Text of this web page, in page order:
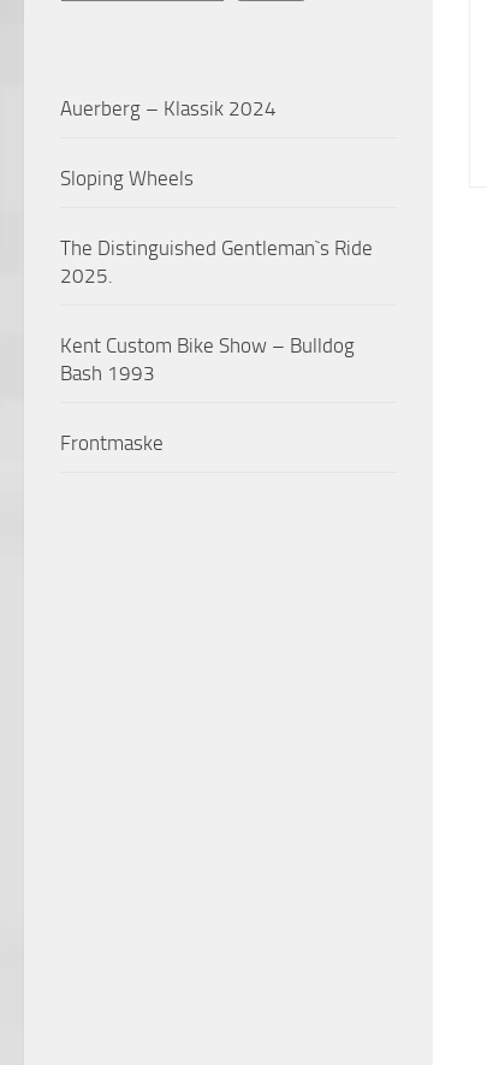
Auerberg – Klassik 2024
Sloping Wheels
The Distinguished Gentleman`s Ride
2025.
Kent Custom Bike Show – Bulldog
Bash 1993
Frontmaske